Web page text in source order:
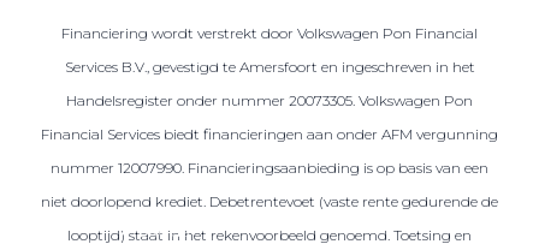
Veelgestelde vragen
Aanbod elektrisch
Škoda
Financiering wordt verstrekt door Volkswagen Pon Financial
Services B.V., gevestigd te Amersfoort en ingeschreven in het
Handelsregister onder nummer 20073305. Volkswagen Pon
Financial Services biedt financieringen aan onder AFM vergunning
nummer 12007990. Financieringsaanbieding is op basis van een
niet doorlopend krediet. Debetrentevoet (vaste rente gedurende de
looptijd) staat in het rekenvoorbeeld genoemd. Toetsing en